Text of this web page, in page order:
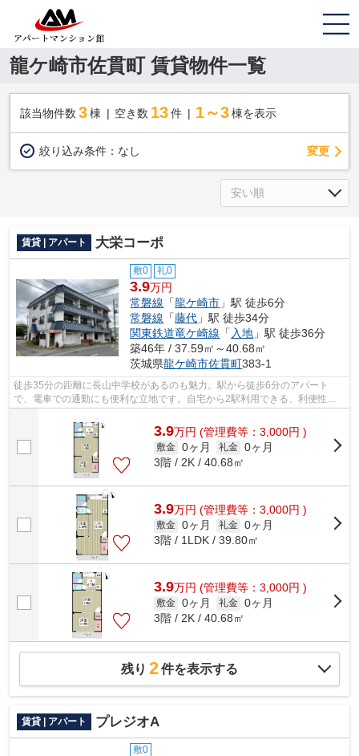
龍ケ崎市佐貫町 賃貸物件一覧
該当物件数 3棟 空き数 13 件 1～3 棟を表示
絞り込み条件： なし 変更
賃貸 | アパート 大栄コーポ
敷0 礼0
3.9万円
常磐線 「龍ケ崎市 」駅 徒歩6分
常磐線 「藤代 」駅 徒歩34分
関東鉄道竜ケ崎線 「 入地 」駅 徒歩36分
築46年 / 37.59㎡～40.68㎡
茨城県龍ケ崎市佐貫町383-1
徒歩35分の距離に長山中学校があるのも魅力。駅から徒歩6分のアパート
で、電車での通勤にも便利な立地です。自宅から2駅利用できる、利便性の
高いアパートです。常磐線龍ケ崎市をよく...
3.9万円 (管理費等：3,000円 )
敷金 0ヶ月 礼金 0ヶ月
3階 / 2K / 40.68㎡
3.9万円 (管理費等：3,000円 )
敷金 0ヶ月 礼金 0ヶ月
3階 / 1LDK / 39.80㎡
3.9万円 (管理費等：3,000円 )
敷金 0ヶ月 礼金 0ヶ月
3階 / 2K / 40.68㎡
残り 2件を表示する
賃貸 | アパート プレジオA
敷0